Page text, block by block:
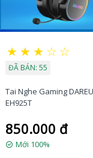
★ ★ ★ ☆ ☆
ĐÃ BÁN: 55
Tai Nghe Gaming DAREU
EH925T
850.000 đ
Mới 100%